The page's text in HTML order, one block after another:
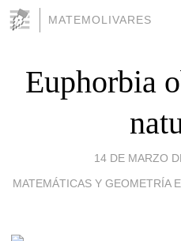
MATEMOLIVARES
Euphorbia
14 DE MARZO
MATEMÁTICAS Y GEOMETRÍA